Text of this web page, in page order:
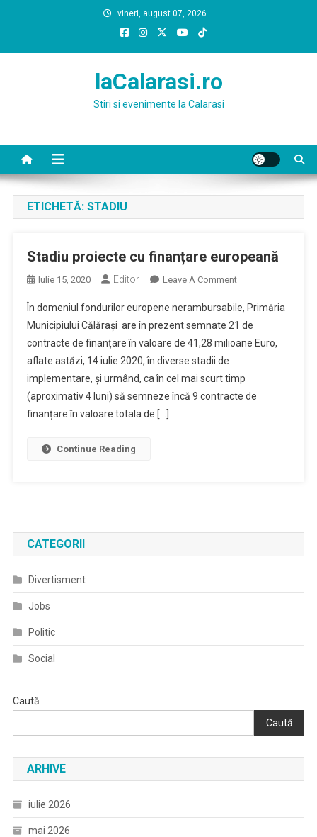
vineri, august 07, 2026
laCalarasi.ro
Stiri si evenimente la Calarasi
ETICHETĂ: STADIU
Stadiu proiecte cu finanțare europeană
Iulie 15, 2020 Editor Leave A CommentOn
Proiecte
Cu
Finanțare
În domeniul fondurilor europene nerambursabile, Primăria
Municipiului Călărași are în prezent semnate 21 de
contracte de finanțare în valoare de 41,28 milioane Euro,
aflate astăzi, 14 iulie 2020, în diverse stadii de
implementare, și urmând, ca în cel mai scurt timp
(aproximativ 4 luni) să semneze încă 9 contracte de
finanțare în valoare totala de […]
Continue Reading
CATEGORII
Divertisment
Jobs
Politic
Social
Caută
Caută
ARHIVE
iulie 2026
mai 2026